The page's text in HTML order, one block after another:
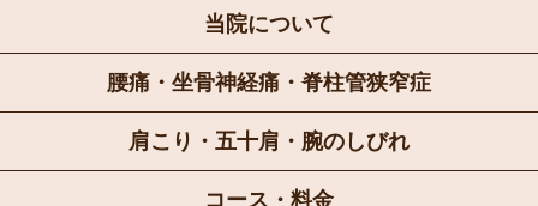
当院について
腰痛・坐骨神経痛・脊柱管狭窄症
肩こり・五十肩・腕のしびれ
コース・料金